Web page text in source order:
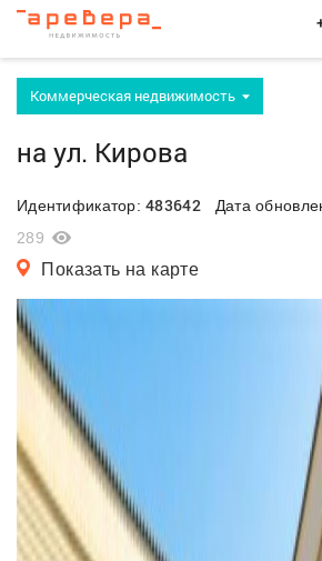
Коммерческая недвижимость
на ул. Кирова
Идентификатор:483642Дата
289
Показать на карте